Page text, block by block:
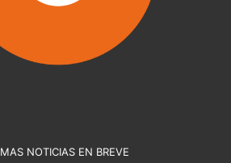
NOTICIAS EN BREVE